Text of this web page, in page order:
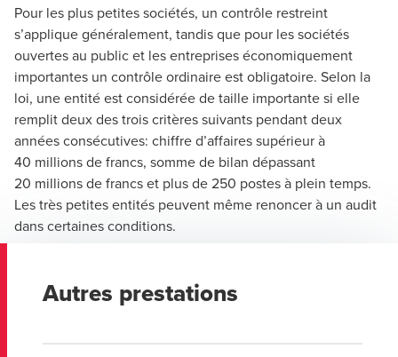
Pour les plus petites sociétés, un contrôle restreint
s’applique généralement, tandis que pour les sociétés
ouvertes au public et les entreprises économiquement
importantes un contrôle ordinaire est obligatoire. Selon la
loi, une entité est considérée de taille importante si elle
remplit deux des trois critères suivants pendant deux
années consécutives: chiffre d’affaires supérieur à
40 millions de francs, somme de bilan dépassant
20 millions de francs et plus de 250 postes à plein temps.
Les très petites entités peuvent même renoncer à un audit
dans certaines conditions.
Autres prestations